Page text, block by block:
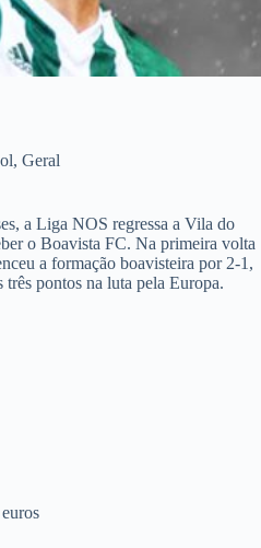
, Geral
a Liga NOS regressa a Vila do
o Boavista FC. Na primeira volta
a formação boavisteira por 2-1,
pontos na luta pela Europa.